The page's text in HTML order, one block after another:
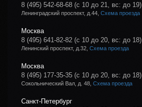
8 (495) 542-68-68 (с 10 до 21, вс: до 19)
Ленинградский проспект, д.44, Схема проезда
Москва
8 (495) 641-82-82 (с 10 до 20, вс: до 18)
Ленинский проспект, д.32, Схема проезда
Москва
8 (495) 177-35-35 (с 10 до 20, вс: до 18)
Сокольнический Вал, д. 48, Схема проезда
Санкт-Петербург